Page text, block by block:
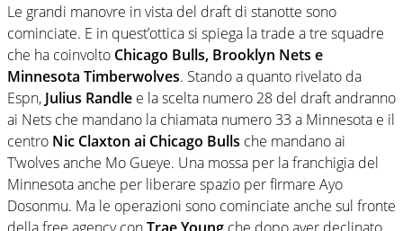
Le grandi manovre in vista del draft di stanotte sono
cominciate. E in quest’ottica si spiega la trade a tre squadre
che ha coinvolto Chicago Bulls, Brooklyn Nets e
Minnesota Timberwolves. Stando a quanto rivelato da
Espn, Julius Randle e la scelta numero 28 del draft andranno
ai Nets che mandano la chiamata numero 33 a Minnesota e il
centro Nic Claxton ai Chicago Bulls che mandano ai
T’wolves anche Mo Gueye. Una mossa per la franchigia del
Minnesota anche per liberare spazio per firmare Ayo
Dosonmu. Ma le operazioni sono cominciate anche sul fronte